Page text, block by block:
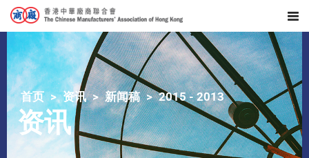
首页 资讯 新闻稿 2015 - 2013
资讯